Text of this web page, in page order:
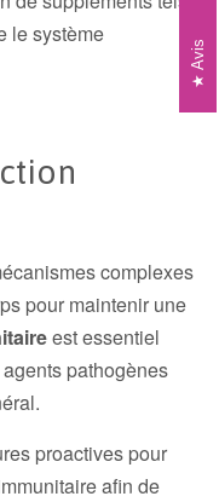
le système
complexes
pour maintenir une
est essentiel
pathogènes
proactives pour
afin de
Avis